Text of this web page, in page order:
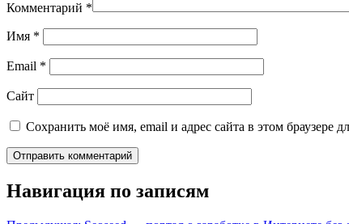
Комментарий *
Имя *
Email *
Сайт
Сохранить моё имя, email и адрес сайта в этом браузере
Навигация по записям